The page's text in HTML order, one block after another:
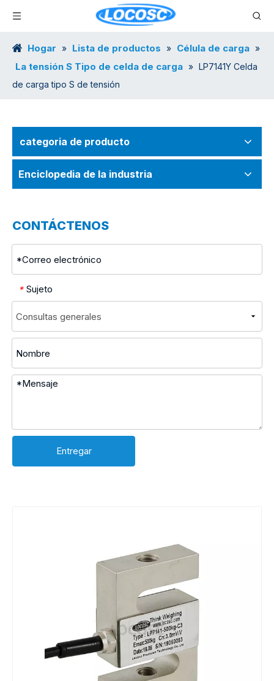
Hogar » Lista de productos » Célula de carga »
La tensión S Tipo de celda de carga » LP7141Y Celda
de carga tipo S de tensión
categoria de producto
Enciclopedia de la industria
CONTÁCTENOS
* Sujeto
Entregar